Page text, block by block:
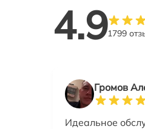
4.91799
Громов
Идеальное